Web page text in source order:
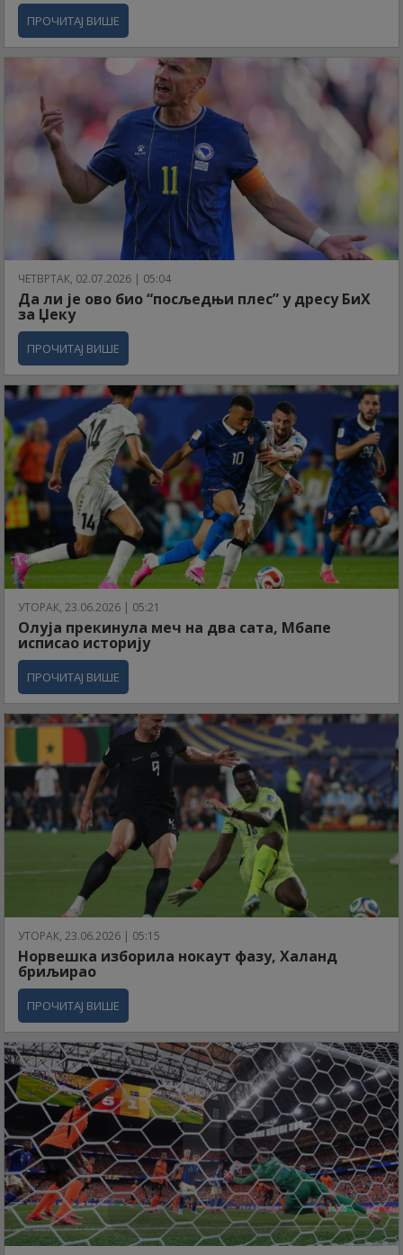
ПРОЧИТАЈ ВИШЕ
ЧЕТВРТАК, 02.07.2026 | 05:04
Да ли је ово био “посљедњи плес” у дресу БиХ
за Џеку
ПРОЧИТАЈ ВИШЕ
УТОРАК, 23.06.2026 | 05:21
Олуја прекинула меч на два сата, Мбапе
исписао историју
ПРОЧИТАЈ ВИШЕ
УТОРАК, 23.06.2026 | 05:15
Норвешка изборила нокаут фазу, Халанд
бриљирао
ПРОЧИТАЈ ВИШЕ